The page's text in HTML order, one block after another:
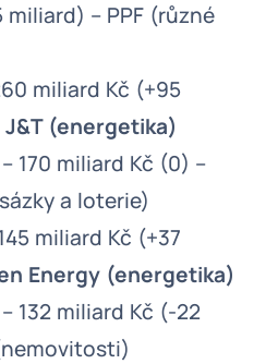
miliard) – PPF (různé
miliard Kč (+95
J&T (energetika)
170 miliard Kč (0) –
a loterie)
miliard Kč (+37
Energy (energetika)
132 miliard Kč (-22